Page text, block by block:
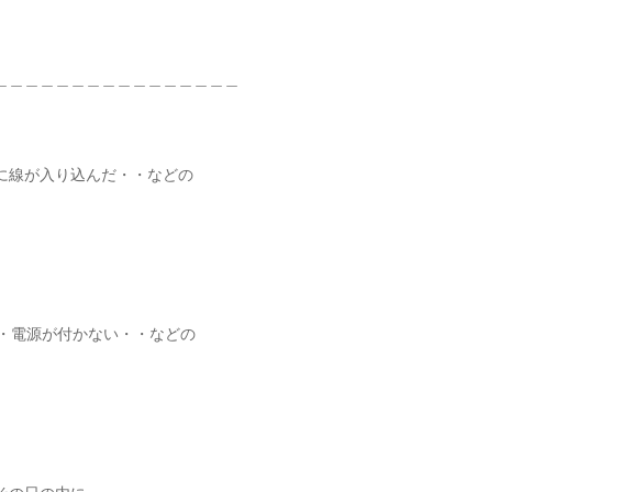
線が入り込んだ・・などの
電源が付かない・・などの